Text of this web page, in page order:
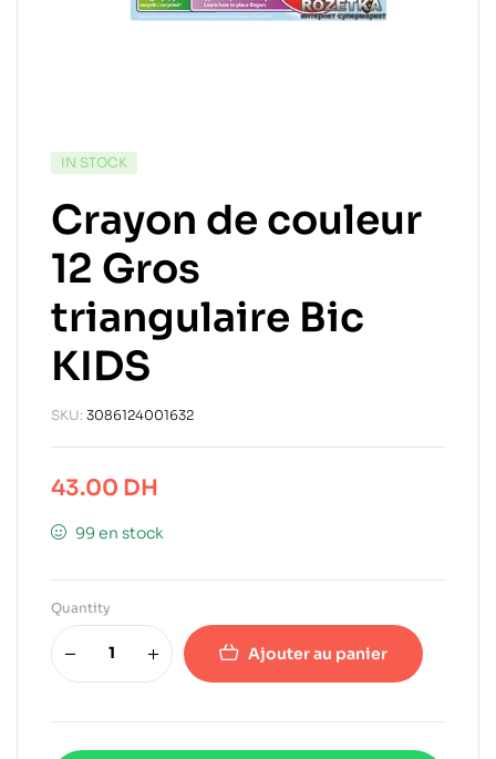
IN STOCK
Crayon de couleur
12 Gros
triangulaire Bic
KIDS
SKU: 3086124001632
43.00 DH
99 en stock
Quantity
Ajouter au panier